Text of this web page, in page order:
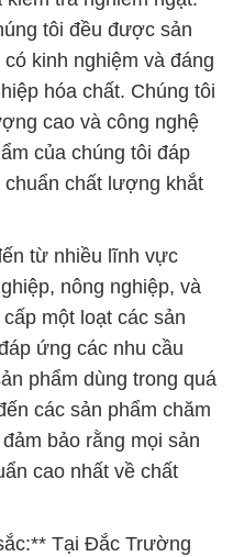
tôi đều được sản
kinh nghiệm và đáng
hóa chất. Chúng tôi
cao và công nghệ
của chúng tôi đáp
chất lượng khắt
từ nhiều lĩnh vực
nông nghiệp, và
một loạt các sản
ứng các nhu cầu
phẩm dùng trong quá
các sản phẩm chăm
bảo rằng mọi sản
cao nhất về chất
Tại Đắc Trường